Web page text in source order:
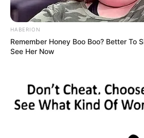
αντίστοιχων προγραμμάτων
πολιτεία για την ενίσχυση
δοκιμάστηκαν από φυσικές
Πολλοί θα θυμούνται το
στήριξη της τουριστικής
Εύβοια, μετά τις
αυτά αποδεικνύουν τη
HABERION
Remember Honey Boo Boo? Better To
See Her Now